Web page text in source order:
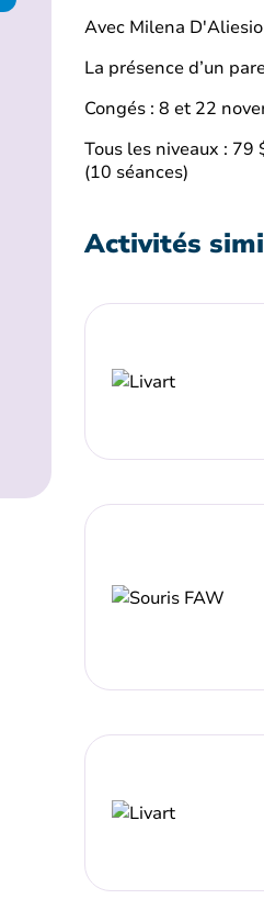
Avec Milena D'Aliesio
La présence d’un
Congés : 8 et 22
Tous les niveaux : 79
(10 séances)
Activités